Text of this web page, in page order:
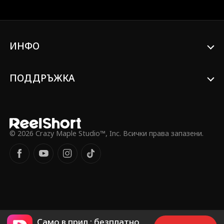
ИНФО
ПОДДРЪЖКА
© 2026 Crazy Maple Studio™, Inc. Всички права запазени.